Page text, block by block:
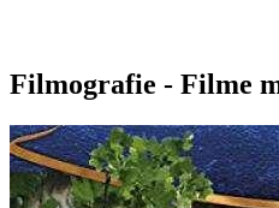
Filmografie - Filme